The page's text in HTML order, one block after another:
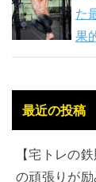
た
果
最近の投稿
【宅トレの
の頑張りが